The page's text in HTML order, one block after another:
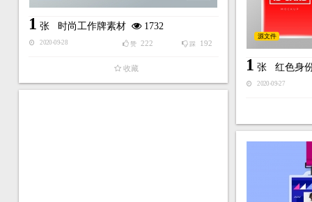
1 张 时尚工作牌素材 1732
2020-09-28 踩 192
赞 222
收藏
源文件
1 张 红色身
2020-09-27